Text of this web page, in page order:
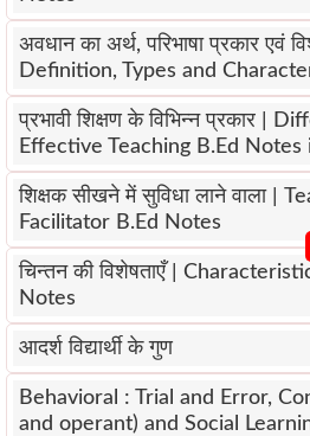
अवधान का अर्थ, परिभाषा प्रकार एवं
Definition, Types and
प्रभावी शिक्षण के विभिन्न प्रकार |
Effective Teaching B.Ed Notes
शिक्षक सीखने में सुविधा लाने वाला |
Facilitator B.Ed Notes
चिन्तन की विशेषताएँ |
Notes
आदर्श विद्यार्थी के गुण
Behavioral : Trial and Error,
and operant) and Social